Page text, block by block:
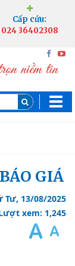
Cấp cứu:
024 36402308
GIÁ
Tư, 13/08/2025
xem: 1,245